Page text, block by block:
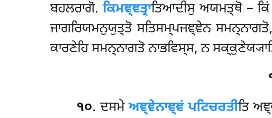
ਬਹਲਰਾਗੋ.ਕਿਮਞ੍ਞਤ੍ਰਾਤਿਆਦੀਸੁ ਅਯਮਤ੍ਥੋ –
ਜਾਗਰਿਯਮਨੁਯੁਤ੍ਤੋ ਸਤਿਸਮ੍ਪਜਞ੍ਞੇਨ
ਕਾਰਣੇਹਿ ਸਮਨ੍ਨਾਗਤੋ ਨਾਭਵਿਸ੍ਸ, ਨ
੧੦. ਦਸਮੇਅਞ੍ਞੇਨਾਞ੍ਞਂ ਪਟਿਚਰਤੀਤਿ